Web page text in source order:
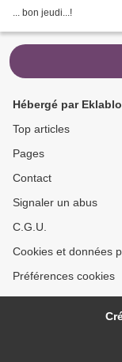
... bon jeudi...!
Hébergé par
Top articles
Pages
Contact
Signaler un abus
C.G.U.
Cookies et données
Préférences cookies